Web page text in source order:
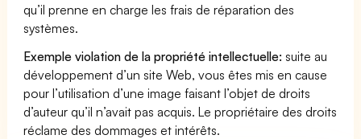
qu’il prenne en charge les frais de réparation des
systèmes.
Exemple violation de la propriété intellectuelle: suite au
développement d’un site Web, vous êtes mis en cause
pour l’utilisation d’une image faisant l’objet de droits
d’auteur qu’il n’avait pas acquis. Le propriétaire des droits
réclame des dommages et intérêts.